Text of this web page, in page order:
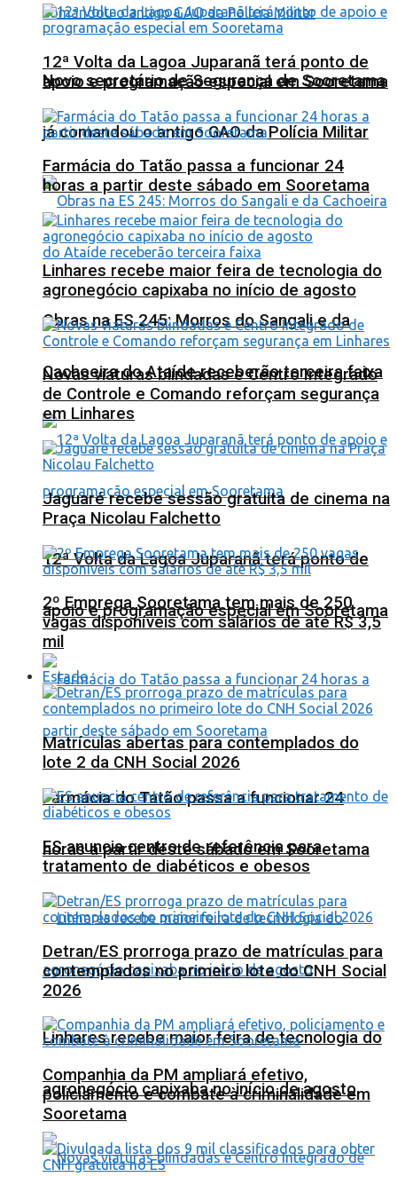
Novo secretário de Segurança de Sooretama
já comandou o antigo GAO da Polícia Militar
Obras na ES 245: Morros do Sangali e da
Cachoeira do Ataíde receberão terceira faixa
12ª Volta da Lagoa Juparanã terá ponto de
apoio e programação especial em Sooretama
Farmácia do Tatão passa a funcionar 24
horas a partir deste sábado em Sooretama
Linhares recebe maior feira de tecnologia do
agronegócio capixaba no início de agosto
12ª Volta da Lagoa Juparanã terá ponto de
apoio e programação especial em Sooretama
Farmácia do Tatão passa a funcionar 24
horas a partir deste sábado em Sooretama
Linhares recebe maior feira de tecnologia do
agronegócio capixaba no início de agosto
Novas viaturas blindadas e Centro Integrado
de Controle e Comando reforçam segurança
em Linhares
Jaguaré recebe sessão gratuita de cinema na
Praça Nicolau Falchetto
2º Emprega Sooretama tem mais de 250
vagas disponíveis com salários de até R$ 3,5
mil
Estado
Matrículas abertas para contemplados do
lote 2 da CNH Social 2026
ES anuncia centro de referência para
tratamento de diabéticos e obesos
Detran/ES prorroga prazo de matrículas para
contemplados no primeiro lote do CNH Social
2026
Companhia da PM ampliará efetivo,
policiamento e combate à criminalidade em
Sooretama